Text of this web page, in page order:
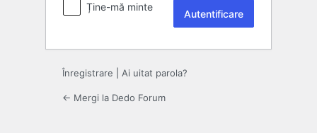
Ține-mă minte
Înregistrare Ai uitat parola?
← Mergi la Dedo Forum